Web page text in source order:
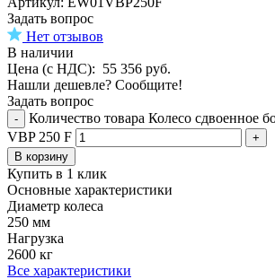
Задать вопрос
Нет отзывов
В наличии
Цена (с НДС): 55 356 руб.
Нашли дешевле? Сообщите!
Задать вопрос
-
Количество товара Колесо сдвоенное
VBP 250 F
+
В корзину
Купить в 1 клик
Основные характеристики
Диаметр колеса
250 мм
Нагрузка
2600 кг
Все характеристики